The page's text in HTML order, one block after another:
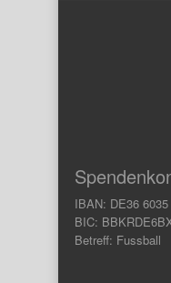
IBAN: DE36
BIC:
Betreff: Fussball